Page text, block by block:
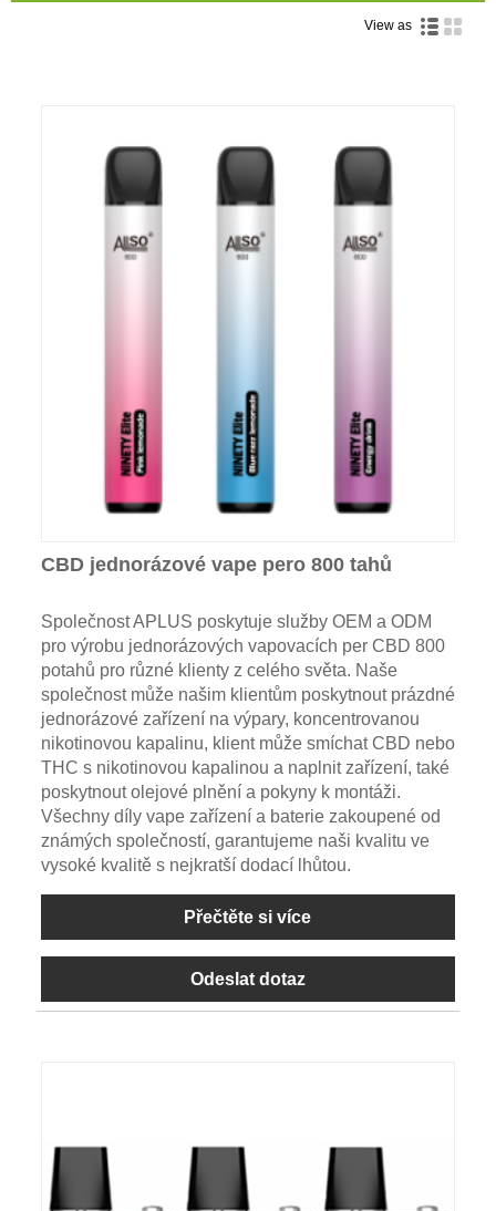
View as
CBD jednorázové vape pero 800 tahů
Společnost APLUS poskytuje služby OEM a ODM
pro výrobu jednorázových vapovacích per CBD 800
potahů pro různé klienty z celého světa. Naše
společnost může našim klientům poskytnout prázdné
jednorázové zařízení na výpary, koncentrovanou
nikotinovou kapalinu, klient může smíchat CBD nebo
THC s nikotinovou kapalinou a naplnit zařízení, také
poskytnout olejové plnění a pokyny k montáži.
Všechny díly vape zařízení a baterie zakoupené od
známých společností, garantujeme naši kvalitu ve
vysoké kvalitě s nejkratší dodací lhůtou.
Přečtěte si více
Odeslat dotaz